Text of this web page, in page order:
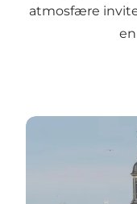
atmosfære
Læs mere